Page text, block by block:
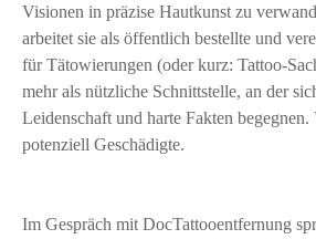
Visionen in präzise Hautkunst zu
arbeitet sie als öffentlich bestellte und
für Tätowierungen (oder kurz: Tattoo-
mehr als nützliche Schnittstelle, an der
Leidenschaft und harte Fakten
potenziell Geschädigte.
Im Gespräch mit DocTattooentfernung